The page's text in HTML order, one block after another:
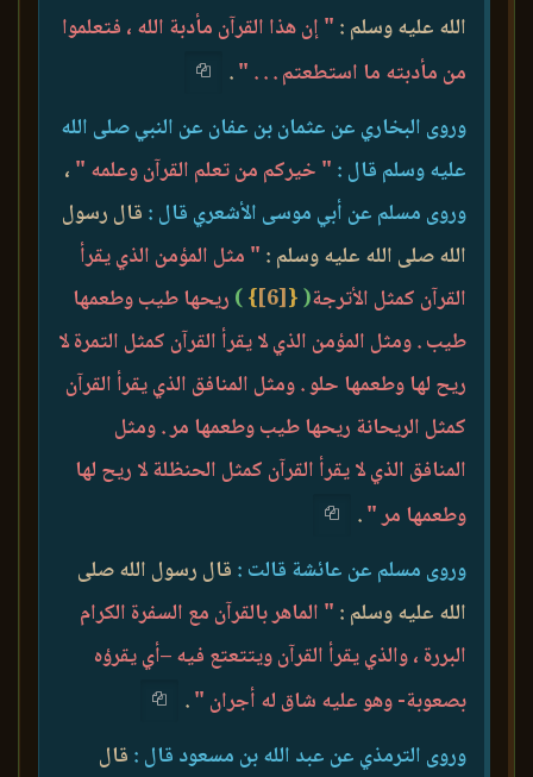
الله عليه وسلم : " إن هذا القرآن مأدبة الله ، فتعلموا
من مأدبته ما استطعتم . . . ".
وروى البخاري عن عثمان بن عفان عن النبي صلى الله
عليه وسلم قال : " خيركم من تعلم القرآن وعلمه " ،
وروى مسلم عن أبي موسى الأشعري قال : قال رسول
الله صلى الله عليه وسلم : " مثل المؤمن الذي يقرأ
القرآن كمثل الأترجة(
{
[6]
}
) ريحها طيب وطعمها
طيب . ومثل المؤمن الذي لا يقرأ القرآن كمثل التمرة لا
ريح لها وطعمها حلو . ومثل المنافق الذي يقرأ القرآن
كمثل الريحانة ريحها طيب وطعمها مر . ومثل
المنافق الذي لا يقرأ القرآن كمثل الحنظلة لا ريح لها
وطعمها مر ".
وروى مسلم عن عائشة قالت : قال رسول الله صلى
الله عليه وسلم : " الماهر بالقرآن مع السفرة الكرام
البررة ، والذي يقرأ القرآن ويتتعتع فيه –أي يقرؤه
بصعوبة- وهو عليه شاق له أجران ".
وروى الترمذي عن عبد الله بن مسعود قال : قال